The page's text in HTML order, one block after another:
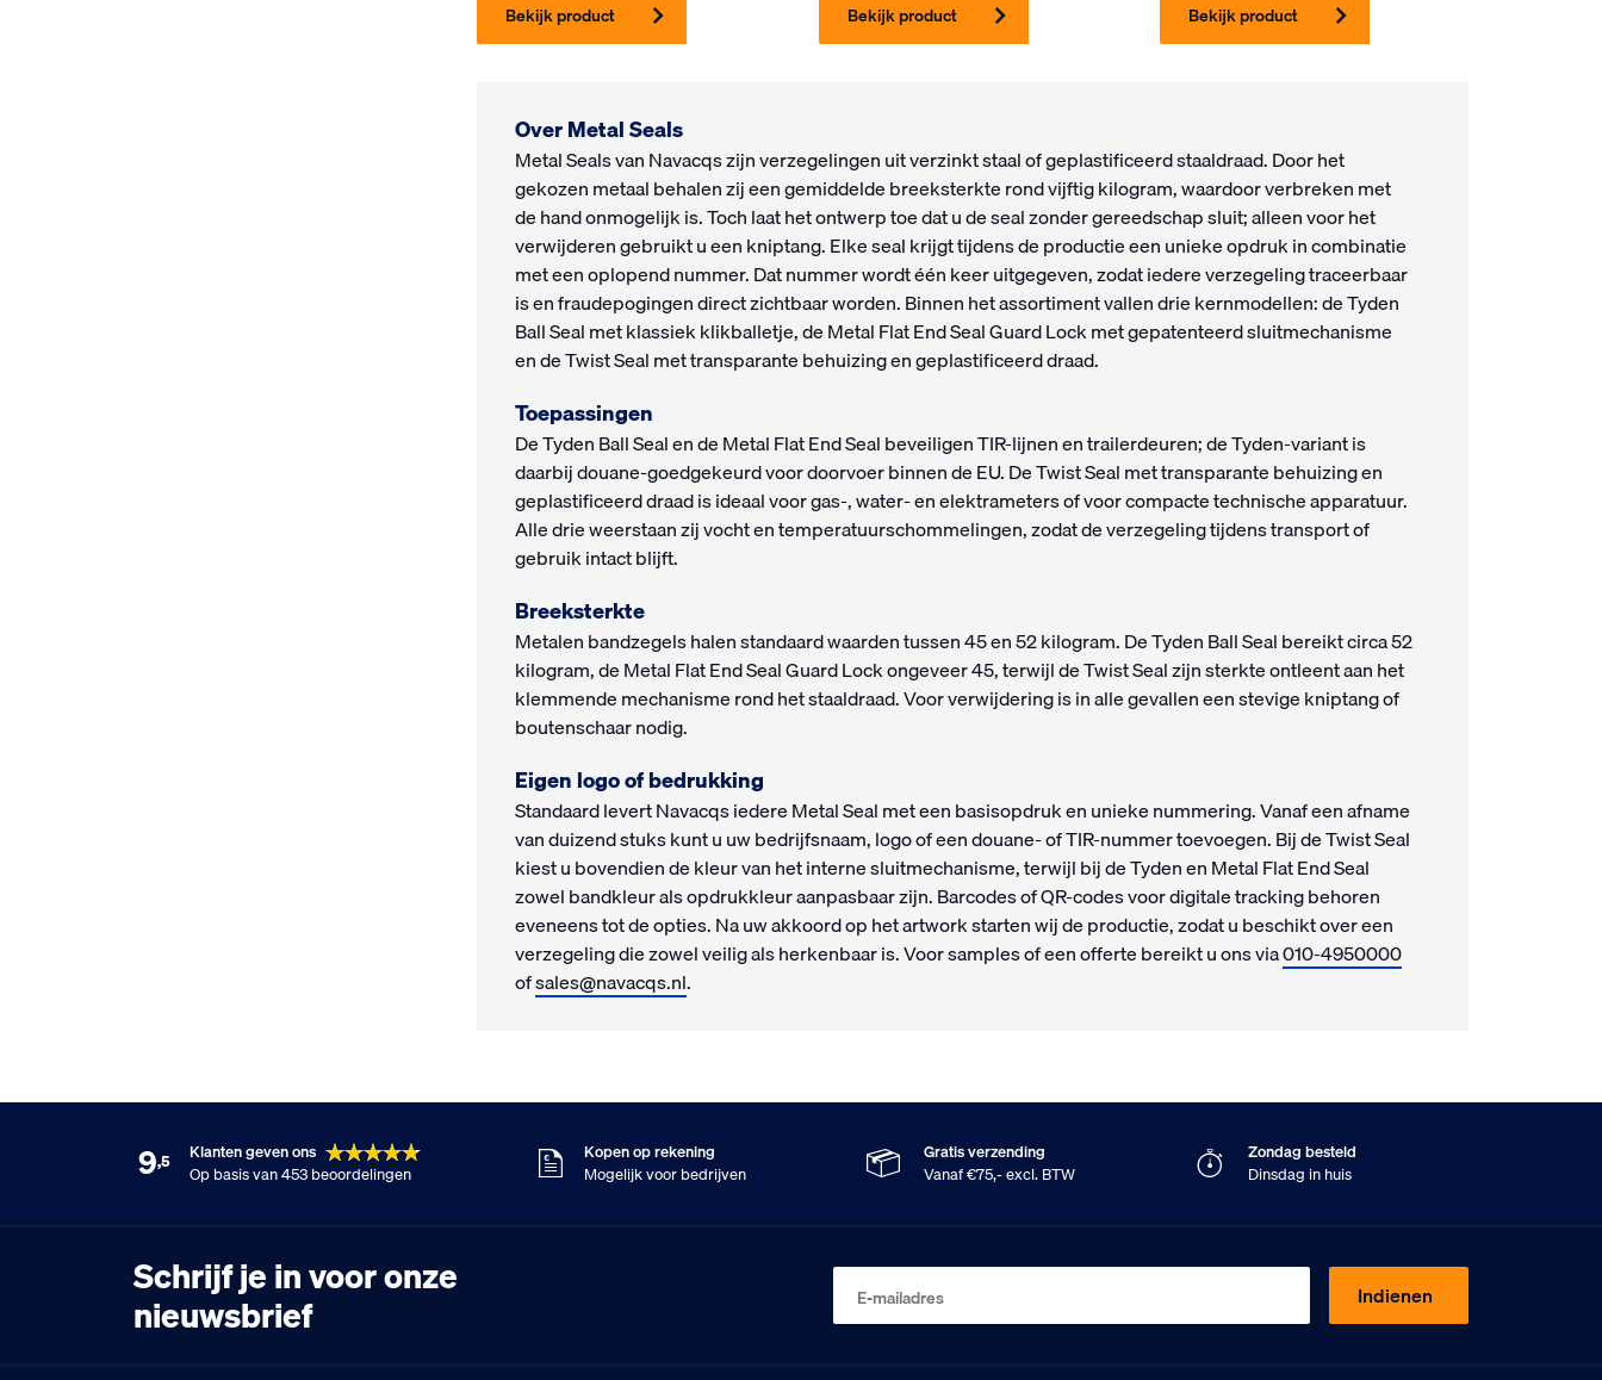
Bekijk product Bekijk product Bekijk product
Over Metal Seals
Metal Seals van Navacqs zijn verzegelingen uit verzinkt staal of geplastificeerd staaldraad. Door het
gekozen metaal behalen zij een gemiddelde breeksterkte rond vijftig kilogram, waardoor verbreken met
de hand onmogelijk is. Toch laat het ontwerp toe dat u de seal zonder gereedschap sluit; alleen voor het
verwijderen gebruikt u een kniptang. Elke seal krijgt tijdens de productie een unieke opdruk in combinatie
met een oplopend nummer. Dat nummer wordt één keer uitgegeven, zodat iedere verzegeling traceerbaar
is en fraudepogingen direct zichtbaar worden. Binnen het assortiment vallen drie kernmodellen: de Tyden
Ball Seal met klassiek klikballetje, de Metal Flat End Seal Guard Lock met gepatenteerd sluitmechanisme
en de Twist Seal met transparante behuizing en geplastificeerd draad.
Toepassingen
De Tyden Ball Seal en de Metal Flat End Seal beveiligen TIR-lijnen en trailerdeuren; de Tyden-variant is
daarbij douane-goedgekeurd voor doorvoer binnen de EU. De Twist Seal met transparante behuizing en
geplastificeerd draad is ideaal voor gas-, water- en elektrameters of voor compacte technische apparatuur.
Alle drie weerstaan zij vocht en temperatuurschommelingen, zodat de verzegeling tijdens transport of
gebruik intact blijft.
Breeksterkte
Metalen bandzegels halen standaard waarden tussen 45 en 52 kilogram. De Tyden Ball Seal bereikt circa 52
kilogram, de Metal Flat End Seal Guard Lock ongeveer 45, terwijl de Twist Seal zijn sterkte ontleent aan het
klemmende mechanisme rond het staaldraad. Voor verwijdering is in alle gevallen een stevige kniptang of
boutenschaar nodig.
Eigen logo of bedrukking
Standaard levert Navacqs iedere Metal Seal met een basisopdruk en unieke nummering. Vanaf een afname
van duizend stuks kunt u uw bedrijfsnaam, logo of een douane- of TIR-nummer toevoegen. Bij de Twist Seal
kiest u bovendien de kleur van het interne sluitmechanisme, terwijl bij de Tyden en Metal Flat End Seal
zowel bandkleur als opdrukkleur aanpasbaar zijn. Barcodes of QR-codes voor digitale tracking behoren
eveneens tot de opties. Na uw akkoord op het artwork starten wij de productie, zodat u beschikt over een
verzegeling die zowel veilig als herkenbaar is. Voor samples of een offerte bereikt u ons via010-4950000
ofsales@navacqs.nl.
9,5
Klanten geven ons
Op basis van 453 beoordelingen
Kopen op rekening
Mogelijk voor bedrijven
Gratis verzending
Vanaf €75,- excl. BTW
Zondag besteld
Dinsdag in huis
Schrijf je in voor onze
nieuwsbrief E-mailadres Indienen